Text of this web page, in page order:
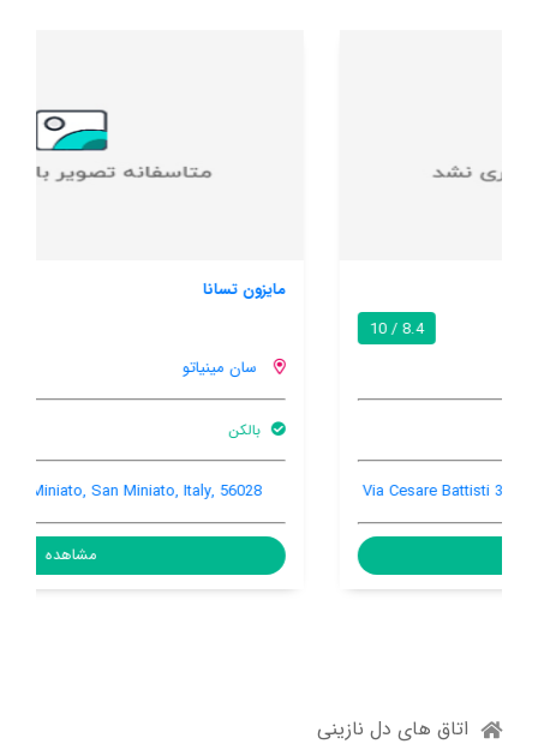
Via San Donato, San Miniato, San Miniato, Italy, 56028
مشاهده
اتاق های دل نازینی